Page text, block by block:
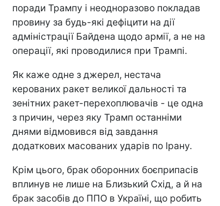
поради Трампу і неодноразово покладав
провину за будь-які дефіцити на дії
адміністрації Байдена щодо армії, а не на
операції, які проводилися при Трампі.
Як каже одне з джерел, нестача
керованих ракет великої дальності та
зенітних ракет-перехоплювачів - це одна
з причин, через яку Трамп останніми
днями відмовився від завдання
додаткових масованих ударів по Ірану.
Крім цього, брак оборонних боєприпасів
вплинув не лише на Близький Схід, а й на
брак засобів до ППО в Україні, що робить